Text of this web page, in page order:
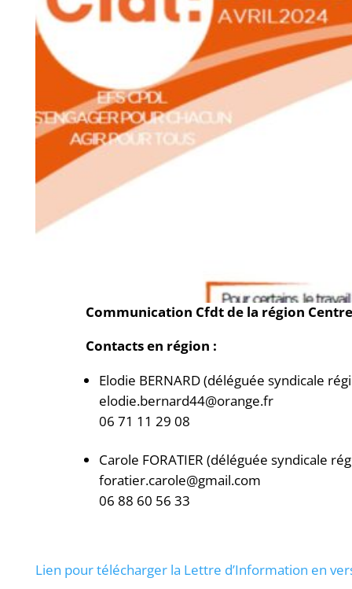
Communication Cfdt de la région
Contacts en région :
Elodie BERNARD (déléguée syndicale
elodie.bernard44@orange.fr
06 71 11 29 08
Carole FORATIER (déléguée syndicale
foratier.carole@gmail.com
06 88 60 56 33
Lien pour télécharger la Lettre d’Information en